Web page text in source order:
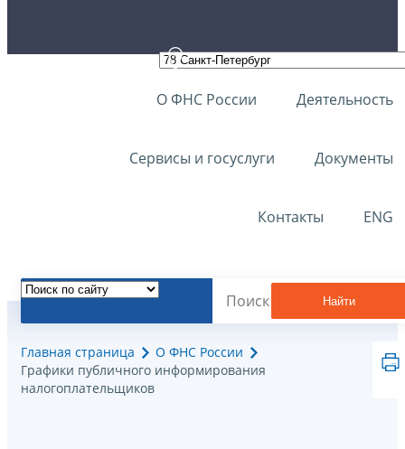
О ФНС России Деятельность
Сервисы и госуслуги Документы
Контакты ENG
Найти
Главная страница
О ФНС России
Графики публичного информирования
налогоплательщиков